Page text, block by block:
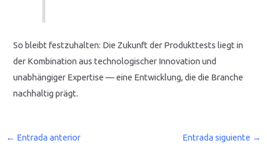
So bleibt festzuhalten: Die Zukunft der Produkttests liegt in
der Kombination aus technologischer Innovation und
unabhängiger Expertise — eine Entwicklung, die die Branche
nachhaltig prägt.
← Entrada anterior Entrada siguiente →